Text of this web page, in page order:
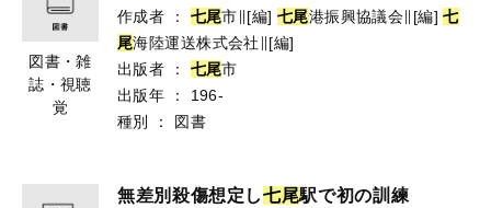
図書・雑
誌・視聴
覚
作成者 ： 七尾市∥[編] 七尾港振興協議会∥[編] 七
尾海陸運送株式会社∥[編]
出版者
： 七尾市
出版年
：
196-
種別
： 図書
無差別殺傷想定し七尾駅で初の訓練